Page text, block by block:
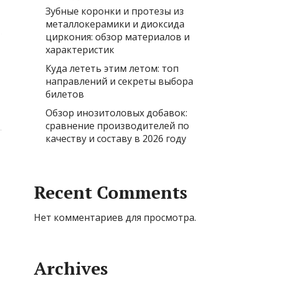
Зубные коронки и протезы из
металлокерамики и диоксида
циркония: обзор материалов и
характеристик
Куда лететь этим летом: топ
направлений и секреты выбора
билетов
Обзор инозитоловых добавок:
сравнение производителей по
качеству и составу в 2026 году
Recent Comments
Нет комментариев для просмотра.
Archives